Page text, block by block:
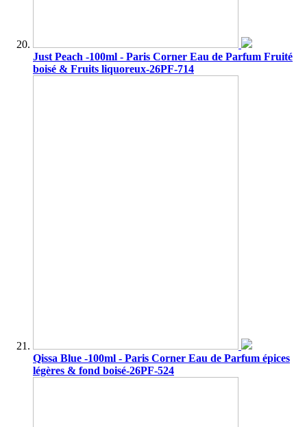
Just Peach -100ml - Paris Corner Eau de Parfum Fruité
boisé & Fruits liquoreux-26PF-714
Qissa Blue -100ml - Paris Corner Eau de Parfum épices
légères & fond boisé-26PF-524